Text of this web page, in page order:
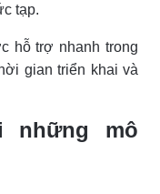
tạp.
hỗ trợ nhanh trong
gian triển khai và
những mô